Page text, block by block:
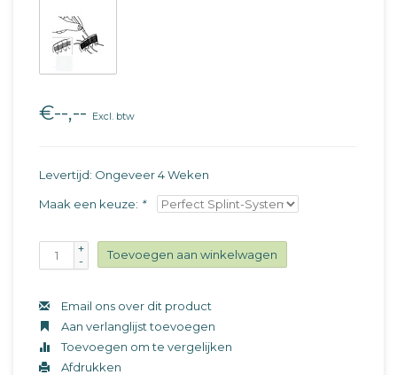
€--,-- Excl. btw
Levertijd: Ongeveer 4 Weken
Maak een keuze: *
+
-
Toevoegen aan winkelwagen
Email ons over dit product
Aan verlanglijst toevoegen
Toevoegen om te vergelijken
Afdrukken